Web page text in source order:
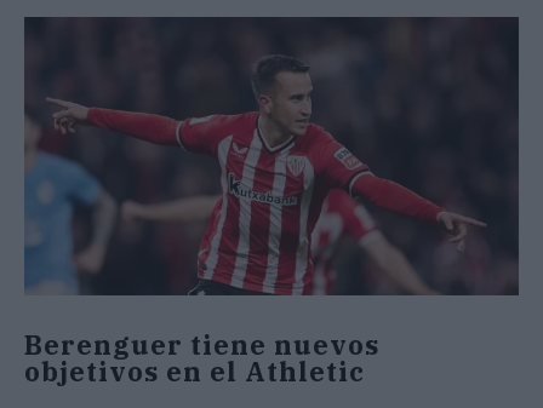
Berenguer tiene nuevos
objetivos en el Athletic